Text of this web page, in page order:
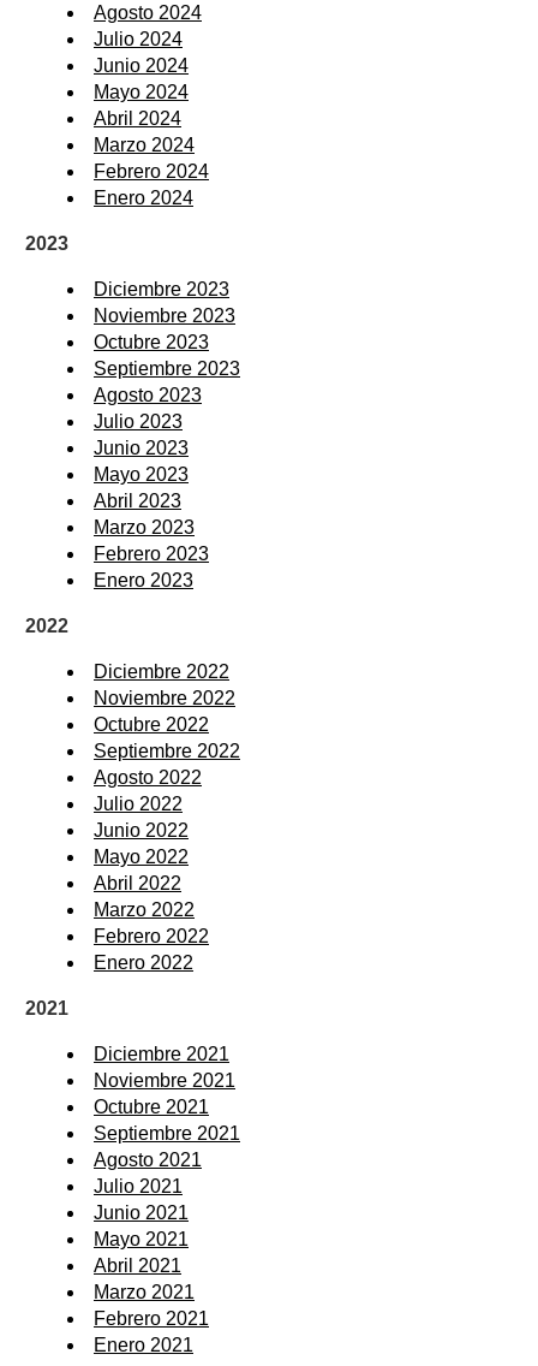
Agosto 2024
Julio 2024
Junio 2024
Mayo 2024
Abril 2024
Marzo 2024
Febrero 2024
Enero 2024
2023
Diciembre 2023
Noviembre 2023
Octubre 2023
Septiembre 2023
Agosto 2023
Julio 2023
Junio 2023
Mayo 2023
Abril 2023
Marzo 2023
Febrero 2023
Enero 2023
2022
Diciembre 2022
Noviembre 2022
Octubre 2022
Septiembre 2022
Agosto 2022
Julio 2022
Junio 2022
Mayo 2022
Abril 2022
Marzo 2022
Febrero 2022
Enero 2022
2021
Diciembre 2021
Noviembre 2021
Octubre 2021
Septiembre 2021
Agosto 2021
Julio 2021
Junio 2021
Mayo 2021
Abril 2021
Marzo 2021
Febrero 2021
Enero 2021